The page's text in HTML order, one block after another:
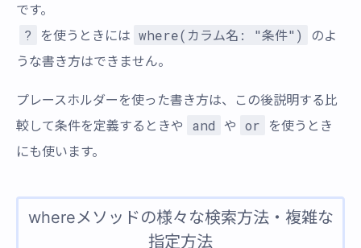
です。
? を使うときには where(カラム名: "条件")
のよ
うな書き方はできません。
プレースホルダーを使った書き方は、この後説明する比
較して条件を定義するときや
and や or
を使うとき
にも使います。
whereメソッドの様々な検索方法・複雑な
指定方法